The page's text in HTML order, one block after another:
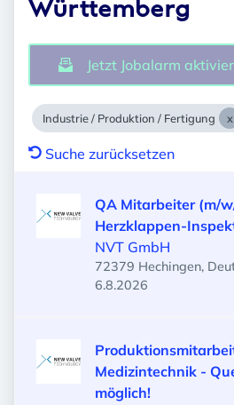
Württemberg
Jetzt Jobalarm
Industrie / Produktion / Fertigung
Suche zurücksetzen
QA Mitarbeiter (m/
Herzklappen-
NVT GmbH
72379 Hechingen,
Veröffentlicht
6.8.2026
Medizintechnik -
möglich!